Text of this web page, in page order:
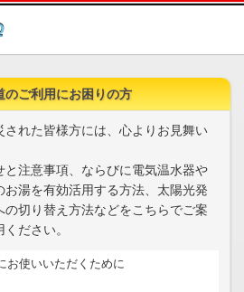
のページの本文へ
のご利用にお困りの方
された皆様方には、心よりお見舞い
と注意事項、ならびに電気温水器や
お湯を有効活用する方法、太陽光発
の切り替え方法などをこちらでご案
ださい。
お使いいただくために